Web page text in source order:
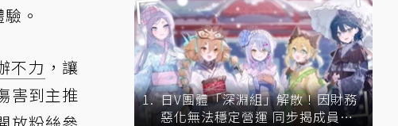
。
不力 ，讓
害到主推
日V團體「深淵組」解散！因財務
惡化無法穩定營運 同步揭成員未